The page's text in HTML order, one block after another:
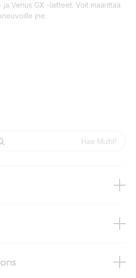
Venus GX -laitteet. Voit määrittää
jne.